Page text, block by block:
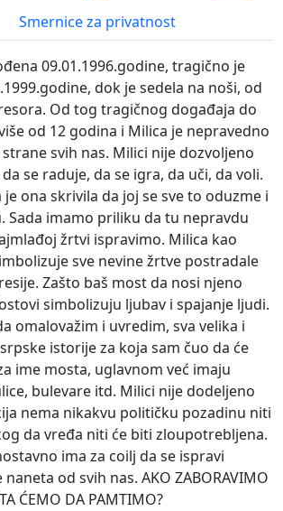
Smernice za privatnost
09.01.1996.godine, tragično je
dok je sedela na noši, od
Od tog tragičnog događaja do
od 12 godina i Milica je nepravedno
svih nas. Milici nije dozvoljeno
se raduje, da se igra, da uči, da voli.
ona skrivila da joj se sve to oduzme i
Sada imamo priliku da tu nepravdu
žrtvi ispravimo. Milica kao
sve nevine žrtve postradale
Zašto baš most da nosi njeno
simbolizuju ljubav i spajanje ljudi.
omalovažim i uvredim, sva velika i
istorije za koja sam čuo da će
ime mosta, uglavnom već imaju
bulevare itd. Milici nije dodeljeno
nema nikakvu političku pozadinu niti
da vređa niti će biti zloupotrebljena.
ima za coilj da se ispravi
od svih nas. AKO ZABORAVIMO
ĆEMO DA PAMTIMO?